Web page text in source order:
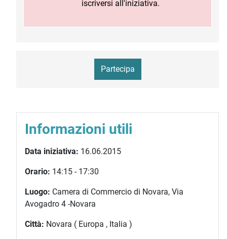
iscriversi all'iniziativa.
Partecipa
Informazioni utili
Data iniziativa: 16.06.2015
Orario: 14:15 - 17:30
Luogo: Camera di Commercio di Novara, Via
Avogadro 4 -Novara
Città: Novara ( Europa , Italia )